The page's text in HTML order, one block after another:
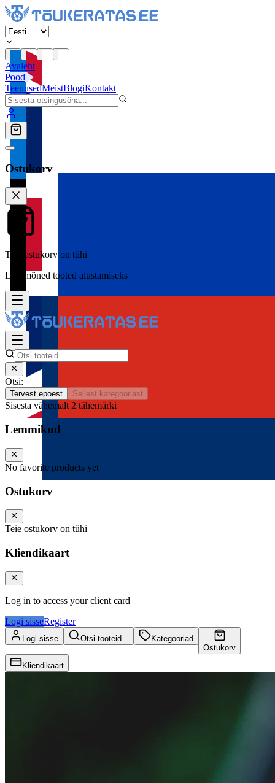
Avaleht
Pood
TeenusedMeistBlogiKontakt
Ostukorv
Teie ostukorv on tühi
Lisa mõned tooted alustamiseks
Otsi:
Tervest epoest Sellest kategooriast
Sisesta vähemalt 2 tähemärki
Lemmikud
No favorite products yet
Ostukorv
Teie ostukorv on tühi
Kliendikaart
Log in to access your client card
Logi sisseRegister
Logi sisse Otsi tooteid...
Kategooriad
Ostukorv
Kliendikaart